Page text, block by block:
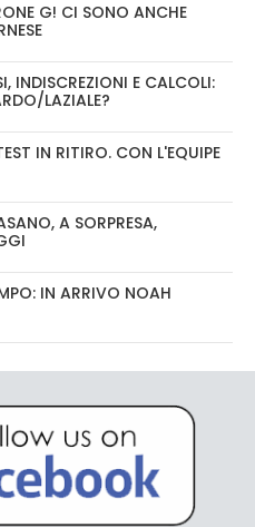
G! CI SONO ANCHE
INDISCREZIONI E CALCOLI:
LAZIALE?
IN RITIRO. CON L'EQUIPE
A SORPRESA,
IN ARRIVO NOAH